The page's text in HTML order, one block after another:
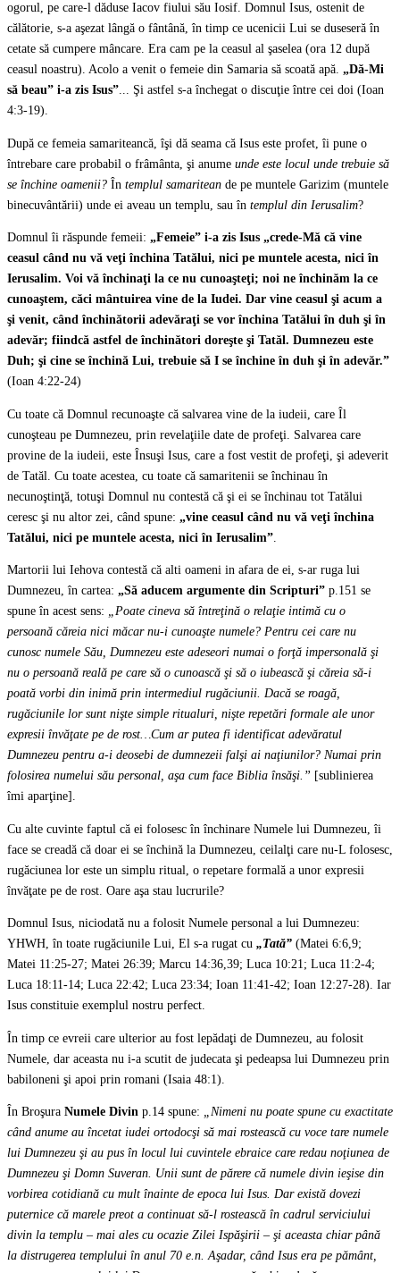
ogorul, pe care-l dăduse Iacov fiului său Iosif. Domnul Isus, ostenit de
călătorie, s-a aşezat lângă o fântână, în timp ce ucenicii Lui se duseseră în
cetate să cumpere mâncare. Era cam pe la ceasul al şaselea (ora 12 după
ceasul noastru). Acolo a venit o femeie din Samaria să scoată apă. „Dă-Mi
să beau” i-a zis Isus”... Şi astfel s-a închegat o discuţie între cei doi (Ioan
4:3-19).
După ce femeia samariteancă, îşi dă seama că Isus este profet, îi pune o
întrebare care probabil o frâmânta, şi anume unde este locul unde trebuie să
se închine oamenii? În templul samaritean de pe muntele Garizim (muntele
binecuvântării) unde ei aveau un templu, sau în templul din Ierusalim?
Domnul îi răspunde femeii: „Femeie” i-a zis Isus „crede-Mă că vine
ceasul când nu vă veţi închina Tatălui, nici pe muntele acesta, nici în
Ierusalim. Voi vă închinaţi la ce nu cunoaşteţi; noi ne închinăm la ce
cunoaştem, căci mântuirea vine de la Iudei. Dar vine ceasul şi acum a
şi venit, când închinătorii adevăraţi se vor închina Tatălui în duh şi în
adevăr; fiindcă astfel de închinători doreşte şi Tatăl. Dumnezeu este
Duh; şi cine se închină Lui, trebuie să I se închine în duh şi în adevăr.”
(Ioan 4:22-24)
Cu toate că Domnul recunoaşte că salvarea vine de la iudeii, care Îl
cunoşteau pe Dumnezeu, prin revelaţiile date de profeţi. Salvarea care
provine de la iudeii, este Însuşi Isus, care a fost vestit de profeţi, şi adeverit
de Tatăl. Cu toate acestea, cu toate că samaritenii se închinau în
necunoştinţă, totuşi Domnul nu contestă că şi ei se închinau tot Tatălui
ceresc şi nu altor zei, când spune: „vine ceasul când nu vă veţi închina
Tatălui, nici pe muntele acesta, nici în Ierusalim”
Martorii lui Iehova contestă că alti oameni in afara de ei, s-ar ruga lui
Dumnezeu, în cartea: „Să aducem argumente din Scripturi” p.151 se
spune în acest sens: „Poate cineva să întreţină o relaţie intimă cu o
persoană căreia nici măcar nu-i cunoaşte numele? Pentru cei care nu
cunosc numele Său, Dumnezeu este adeseori numai o forţă impersonală şi
nu o persoană reală pe care să o cunoască şi să o iubească şi căreia să-i
poată vorbi din inimă prin intermediul rugăciunii. Dacă se roagă,
rugăciunile lor sunt nişte simple ritualuri, nişte repetări formale ale unor
expresii învăţate pe de rost…Cum ar putea fi identificat adevăratul
Dumnezeu pentru a-i deosebi de dumnezeii falşi ai naţiunilor? Numai prin
folosirea numelui său personal, aşa cum face Biblia însăşi.” [sublinierea
îmi aparţine].
Cu alte cuvinte faptul că ei folosesc în închinare Numele lui Dumnezeu, îi
face se creadă că doar ei se închină la Dumnezeu, ceilalţi care nu-L folosesc,
rugăciunea lor este un simplu ritual, o repetare formală a unor expresii
învăţate pe de rost. Oare aşa stau lucrurile?
Domnul Isus, niciodată nu a folosit Numele personal a lui Dumnezeu:
YHWH, în toate rugăciunile Lui, El s-a rugat cu „Tată” (Matei 6:6,9;
Matei 11:25-27; Matei 26:39; Marcu 14:36,39; Luca 10:21; Luca 11:2-4;
Luca 18:11-14; Luca 22:42; Luca 23:34; Ioan 11:41-42; Ioan 12:27-28). Iar
Isus constituie exemplul nostru perfect.
În timp ce evreii care ulterior au fost lepădaţi de Dumnezeu, au folosit
Numele, dar aceasta nu i-a scutit de judecata şi pedeapsa lui Dumnezeu prin
babiloneni şi apoi prin romani (Isaia 48:1).
În Broşura Numele Divin p.14 spune: „Nimeni nu poate spune cu exactitate
când anume au încetat iudei ortodocşi să mai rostească cu voce tare numele
lui Dumnezeu şi au pus în locul lui cuvintele ebraice care redau noţiunea de
Dumnezeu şi Domn Suveran. Unii sunt de părere că numele divin ieşise din
vorbirea cotidiană cu mult înainte de epoca lui Isus. Dar există dovezi
puternice că marele preot a continuat să-l rostească în cadrul serviciului
divin la templu – mai ales cu ocazie Zilei Ispăşirii – şi aceasta chiar până
la distrugerea templului în anul 70 e.n. Aşadar, când Isus era pe pământ,